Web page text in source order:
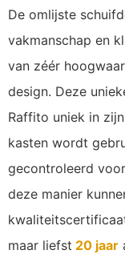
De omlijste
vakmanschap en
van zéér
design. Deze
Raffito uniek in
kasten wordt
gecontroleerd
deze manier
maar liefst 20 jaar